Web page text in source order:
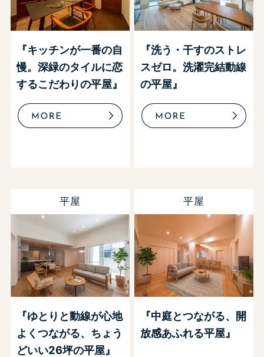
『キッチンが一番の自
慢。深緑のタイルに恋
するこだわりの平屋』
『洗う・干すのストレ
スゼロ。洗濯完結動線
の平屋』
平屋
『ゆとりと動線が心地
よくつながる、ちょう
どいい26坪の平屋』
平屋
『中庭とつながる、開
放感あふれる平屋』